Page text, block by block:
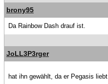
brony95
Da Rainbow Dash drauf ist.
JoLL3P3rger
hat ihn gewählt, da er Pegasis liebt